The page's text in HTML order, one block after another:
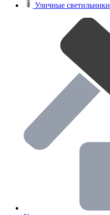
Уличные светильники